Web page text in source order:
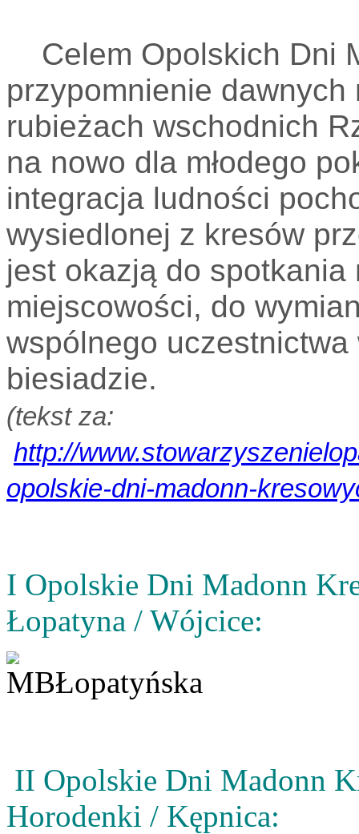
Celem Opolskich Dni
przypomnienie
rubieżach wschodnich
na nowo dla młodego
integracja ludności
wysiedlonej z kresów
jest okazją do
miejscowości, do
wspólnego
biesiadzie.
(tekst za:
http://
opolskie-dni-madonn-
I Opolskie Dni Madonn
Łopatyna / Wójcice:
II Opolskie Dni Madonn
Horodenki / Kępnica: